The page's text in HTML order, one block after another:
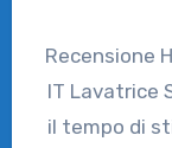
Recensione
IT Lavatrice
il tempo di